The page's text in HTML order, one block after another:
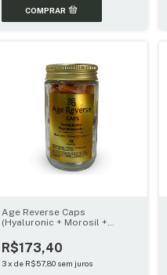
Age Reverse Caps
(Hyaluronic + Morosil +
R$173,40
3x de R$57,80 sem juros